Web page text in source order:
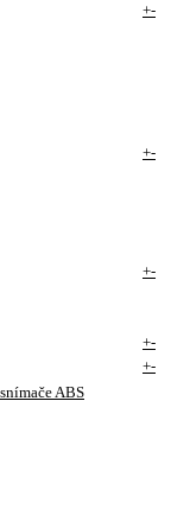
+-
+-
+-
+-
+-
ABS